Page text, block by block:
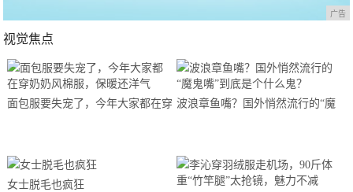
广告
视觉焦点
面包服要失宠了，今年大家都在穿 波浪章鱼嘴？国外悄然流行的“魔
女士脱毛也疯狂